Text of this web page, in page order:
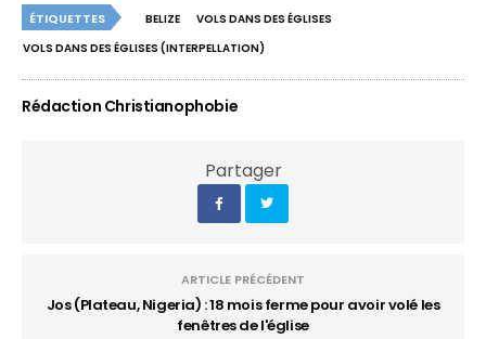
ÉTIQUETTES BELIZE
VOLS DANS DES ÉGLISES
VOLS DANS DES ÉGLISES (INTERPELLATION)
Rédaction Christianophobie
Partager
ARTICLE PRÉCÉDENT
Jos (Plateau, Nigeria) : 18 mois ferme pour avoir volé les
fenêtres de l'église